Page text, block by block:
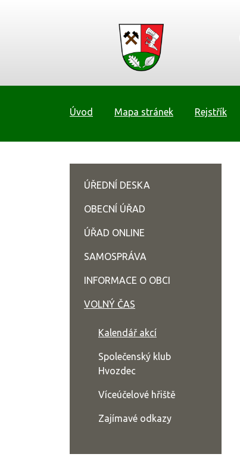
Úvod Mapa stránek Rejstřík
ÚŘEDNÍ DESKA
OBECNÍ ÚŘAD
ÚŘAD ONLINE
SAMOSPRÁVA
INFORMACE O OBCI
VOLNÝ ČAS
Kalendář akcí
Společenský klub
Hvozdec
Víceúčelové hřiště
Zajímavé odkazy